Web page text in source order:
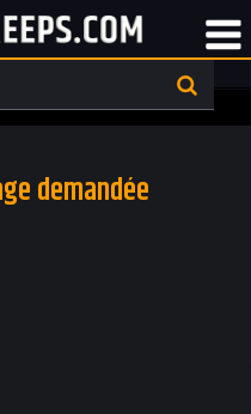
demandée